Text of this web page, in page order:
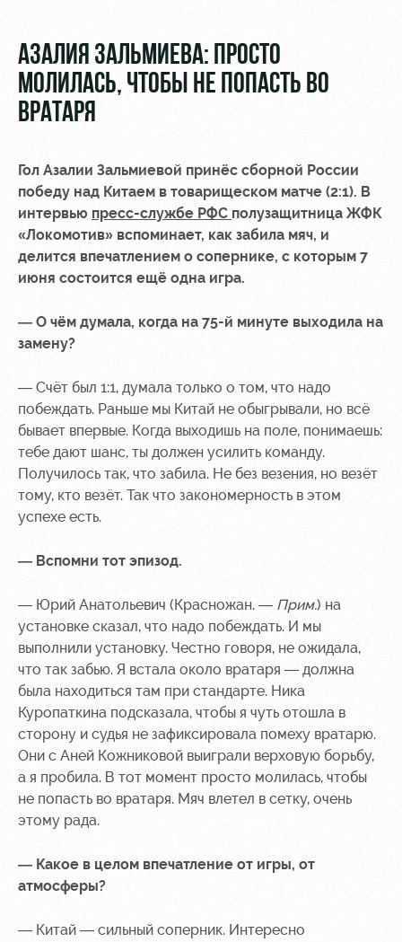
Фото
Места для
МГН
РЖД
Организация
мероприятий
Аренда
полей
площадей
Ледовый
дворец
спортом
Локо
Старт
Локо-Лето
Руководство
Контакты
Академии
Информация
для
болельщиков
Банковская
«Локомотив»
Парковка
Карта
болельщика
лояльности
для
МГН
АЗАЛИЯ ЗАЛЬМИЕВА: ПРОСТО
МОЛИЛАСЬ, ЧТОБЫ НЕ ПОПАСТЬ ВО
ВРАТАРЯ
Гол Азалии Зальмиевой принёс сборной России
победу над Китаем в товарищеском матче (2:1). В
интервью пресс-службе РФС полузащитница ЖФК
«Локомотив» вспоминает, как забила мяч, и
делится впечатлением о сопернике, с которым 7
июня состоится ещё одна игра.
— О чём думала, когда на 75-й минуте выходила на
замену?
— Счёт был 1:1, думала только о том, что надо
побеждать. Раньше мы Китай не обыгрывали, но всё
бывает впервые. Когда выходишь на поле, понимаешь:
тебе дают шанс, ты должен усилить команду.
Получилось так, что забила. Не без везения, но везёт
тому, кто везёт. Так что закономерность в этом
успехе есть.
— Вспомни тот эпизод.
— Юрий Анатольевич (Красножан. — Прим.) на
установке сказал, что надо побеждать. И мы
выполнили установку. Честно говоря, не ожидала,
что так забью. Я встала около вратаря — должна
была находиться там при стандарте. Ника
Куропаткина подсказала, чтобы я чуть отошла в
сторону и судья не зафиксировала помеху вратарю.
Они с Аней Кожниковой выиграли верховую борьбу,
а я пробила. В тот момент просто молилась, чтобы
не попасть во вратаря. Мяч влетел в сетку, очень
этому рада.
— Какое в целом впечатление от игры, от
атмосферы?
— Китай — сильный соперник. Интересно